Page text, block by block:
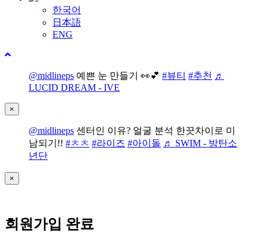
한국어
日本語
ENG
@midlineps 예쁜 눈 만들기 👀💕 #뷰티 #추천 ♬
LUCID DREAM - IVE
×
@midlineps 센터인 이유? 얼굴 분석 한끗차이로 미
남되기!! #ㅊㅊ #라이즈 #아이돌 ♬ SWIM - 방탄소
년단
×
회원가입 완료